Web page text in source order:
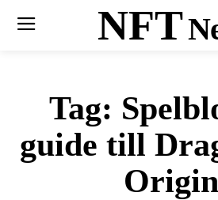
NFT
Tag:
guide till